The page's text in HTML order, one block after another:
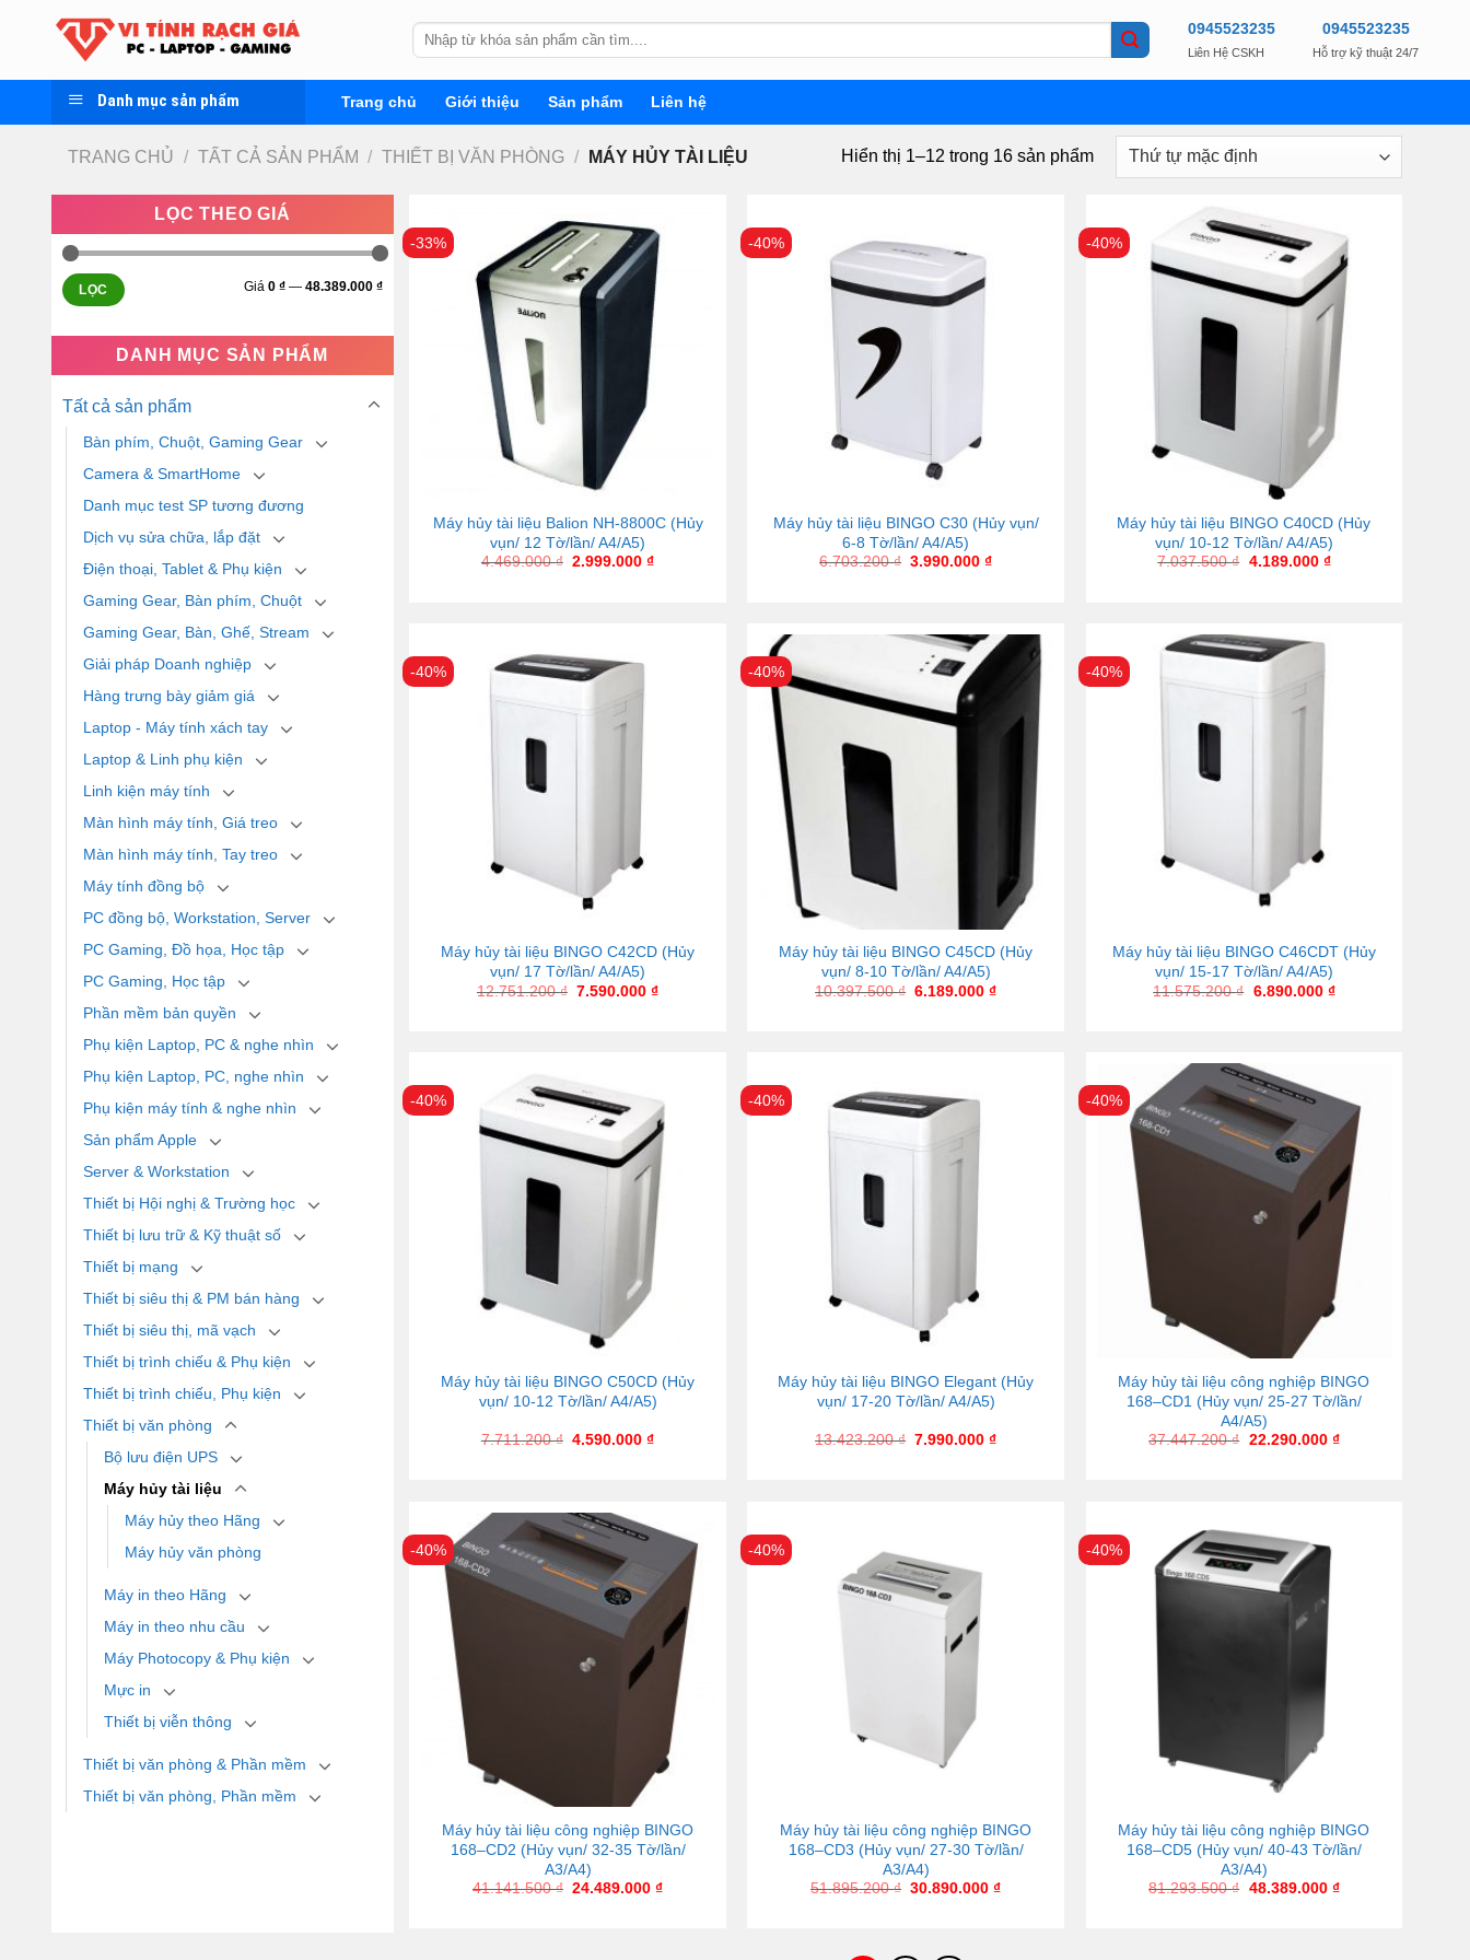
Tìm
kiếm:
0945523235
Liên Hệ CSKH
0945523235
Hỗ trợ kỹ thuật 24/7
Danh mục sản phẩm Trang chủ Giới thiệu Sản phẩm Liên hệ
TRANG CHỦ / TẤT CẢ SẢN PHẨM / THIẾT BỊ VĂN PHÒNG / MÁY HỦY TÀI LIỆU Hiển thị 1–12 trong 16 sản phẩm
LỌC THEO GIÁ
LỌC Giá 0 ₫— 48.389.000 ₫
DANH MỤC SẢN PHẨM
Tất cả sản phẩm
Bàn phím, Chuột, Gaming Gear
Camera & SmartHome
Danh mục test SP tương đương
Dịch vụ sửa chữa, lắp đặt
Điện thoại, Tablet & Phụ kiện
Gaming Gear, Bàn phím, Chuột
Gaming Gear, Bàn, Ghế, Stream
Giải pháp Doanh nghiệp
Hàng trưng bày giảm giá
Laptop - Máy tính xách tay
Laptop & Linh phụ kiện
Linh kiện máy tính
Màn hình máy tính, Giá treo
Màn hình máy tính, Tay treo
Máy tính đồng bộ
PC đồng bộ, Workstation, Server
PC Gaming, Đồ họa, Học tập
PC Gaming, Học tập
Phần mềm bản quyền
Phụ kiện Laptop, PC & nghe nhìn
Phụ kiện Laptop, PC, nghe nhìn
Phụ kiện máy tính & nghe nhìn
Sản phẩm Apple
Server & Workstation
Thiết bị Hội nghị & Trường học
Thiết bị lưu trữ & Kỹ thuật số
Thiết bị mạng
Thiết bị siêu thị & PM bán hàng
Thiết bị siêu thị, mã vạch
Thiết bị trình chiếu & Phụ kiện
Thiết bị trình chiếu, Phụ kiện
Thiết bị văn phòng
Bộ lưu điện UPS
Máy hủy tài liệu
Máy hủy theo Hãng
Máy hủy văn phòng
Máy in theo Hãng
Máy in theo nhu cầu
Máy Photocopy & Phụ kiện
Mực in
Thiết bị viễn thông
Thiết bị văn phòng & Phần mềm
Thiết bị văn phòng, Phần mềm
-33%
Máy hủy tài liệu Balion NH-8800C (Hủy
vụn/ 12 Tờ/lần/ A4/A5)
4.469.000₫ 2.999.000₫
-40%
Máy hủy tài liệu BINGO C30 (Hủy vụn/
6-8 Tờ/lần/ A4/A5)
6.703.200₫ 3.990.000₫
-40%
Máy hủy tài liệu BINGO C40CD (Hủy
vụn/ 10-12 Tờ/lần/ A4/A5)
7.037.500₫ 4.189.000 ₫
-40%
Máy hủy tài liệu BINGO C42CD (Hủy
vụn/ 17 Tờ/lần/ A4/A5)
12.751.200₫ 7.590.000₫
-40%
Máy hủy tài liệu BINGO C45CD (Hủy
vụn/ 8-10 Tờ/lần/ A4/A5)
10.397.500₫ 6.189.000₫
-40%
Máy hủy tài liệu BINGO C46CDT (Hủy
vụn/ 15-17 Tờ/lần/ A4/A5)
11.575.200₫ 6.890.000 ₫
-40%
Máy hủy tài liệu BINGO C50CD (Hủy
vụn/ 10-12 Tờ/lần/ A4/A5)
7.711.200₫ 4.590.000₫
-40%
Máy hủy tài liệu BINGO Elegant (Hủy
vụn/ 17-20 Tờ/lần/ A4/A5)
13.423.200₫ 7.990.000₫
-40%
Máy hủy tài liệu công nghiệp BINGO
168–CD1 (Hủy vụn/ 25-27 Tờ/lần/
A4/A5)
37.447.200₫ 22.290.000 ₫
-40%
Máy hủy tài liệu công nghiệp BINGO
168–CD2 (Hủy vụn/ 32-35 Tờ/lần/
A3/A4)
41.141.500₫ 24.489.000₫
-40%
Máy hủy tài liệu công nghiệp BINGO
168–CD3 (Hủy vụn/ 27-30 Tờ/lần/
A3/A4)
51.895.200₫ 30.890.000₫
-40%
Máy hủy tài liệu công nghiệp BINGO
168–CD5 (Hủy vụn/ 40-43 Tờ/lần/
A3/A4)
81.293.500₫ 48.389.000 ₫